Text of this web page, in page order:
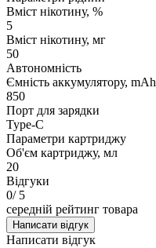
Вміст нікотину, %
5
Вміст нікотину, мг
50
Автономність
Ємність аккумулятору, mAh
850
Порт для зарядки
Type-C
Параметри картриджу
Об'єм картриджу, мл
20
Відгуки
0/ 5
середній рейтинг товара
Написати відгук
Написати відгук